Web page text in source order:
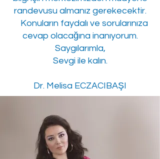
randevusu almanız gerekecektir.
Konuların faydalı ve sorularınıza
cevap olacağına inanıyorum.
Saygılarımla,
Sevgi ile kalın.
Dr. Melisa ECZACIBAŞI